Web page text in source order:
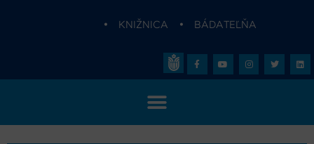
• KNIŽNICA • BÁDATEĽŇA